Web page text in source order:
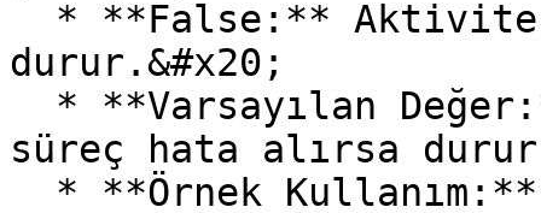
durur.&#x20;
süreç hata alırsa